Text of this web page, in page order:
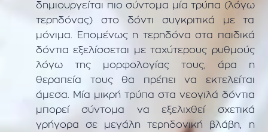
δημιουργείται πιο σύντομα μία τρύπα (λόγω
τερηδόνας) στο δόντι συγκριτικά με τα
μόνιμα. Επομένως η τερηδόνα στα παιδικά
δόντια εξελίσσεται με ταχύτερους ρυθμούς
λόγω της μορφολογίας τους, άρα η
θεραπεία τους θα πρέπει να εκτελείται
άμεσα. Μία μικρή τρύπα στα νεογιλά δόντια
μπορεί σύντομα να εξελιχθεί σχετικά
γρήγορα σε μεγάλη τερηδονική βλάβη, η